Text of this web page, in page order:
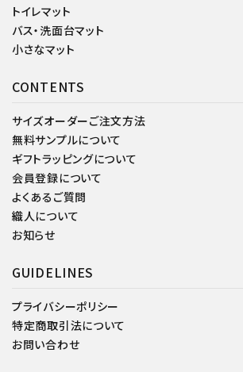
トイレマット
バス・洗面台マット
小さなマット
CONTENTS
サイズオーダーご注文方法
無料サンプルについて
ギフトラッピングについて
会員登録について
よくあるご質問
織人について
お知らせ
GUIDELINES
プライバシーポリシー
特定商取引法について
お問い合わせ